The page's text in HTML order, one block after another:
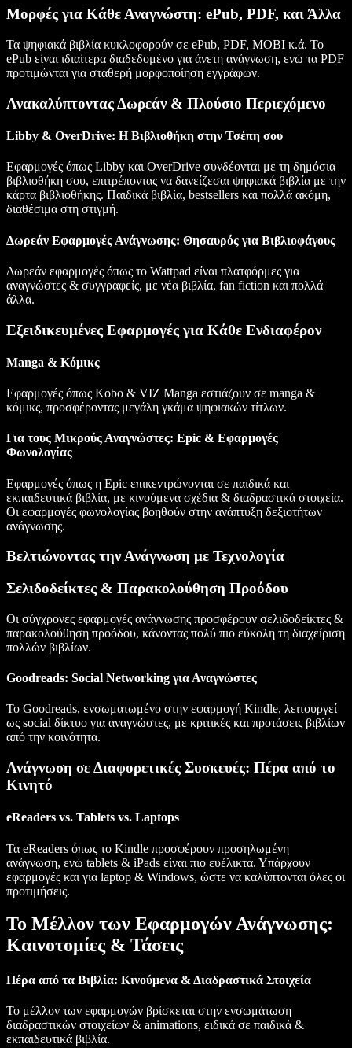
Μορφές για Κάθε Αναγνώστη: ePub, PDF, και Άλλα
Τα ψηφιακά βιβλία κυκλοφορούν σε ePub, PDF, MOBI κ.ά. Το
ePub είναι ιδιαίτερα διαδεδομένο για άνετη ανάγνωση, ενώ τα PDF
προτιμώνται για σταθερή μορφοποίηση εγγράφων.
Ανακαλύπτοντας Δωρεάν & Πλούσιο Περιεχόμενο
Libby & OverDrive: Η Βιβλιοθήκη στην Τσέπη σου
Εφαρμογές όπως Libby και OverDrive συνδέονται με τη δημόσια
βιβλιοθήκη σου, επιτρέποντας να δανείζεσαι ψηφιακά βιβλία με την
κάρτα βιβλιοθήκης. Παιδικά βιβλία, bestsellers και πολλά ακόμη,
διαθέσιμα στη στιγμή.
Δωρεάν Εφαρμογές Ανάγνωσης: Θησαυρός για Βιβλιοφάγους
Δωρεάν εφαρμογές όπως το Wattpad είναι πλατφόρμες για
αναγνώστες & συγγραφείς, με νέα βιβλία, fan fiction και πολλά
άλλα.
Εξειδικευμένες Εφαρμογές για Κάθε Ενδιαφέρον
Manga & Κόμικς
Εφαρμογές όπως Kobo & VIZ Manga εστιάζουν σε manga &
κόμικς, προσφέροντας μεγάλη γκάμα ψηφιακών τίτλων.
Για τους Μικρούς Αναγνώστες: Epic & Εφαρμογές
Φωνολογίας
Εφαρμογές όπως η Epic επικεντρώνονται σε παιδικά και
εκπαιδευτικά βιβλία, με κινούμενα σχέδια & διαδραστικά στοιχεία.
Οι εφαρμογές φωνολογίας βοηθούν στην ανάπτυξη δεξιοτήτων
ανάγνωσης.
Βελτιώνοντας την Ανάγνωση με Τεχνολογία
Σελιδοδείκτες & Παρακολούθηση Προόδου
Οι σύγχρονες εφαρμογές ανάγνωσης προσφέρουν σελιδοδείκτες &
παρακολούθηση προόδου, κάνοντας πολύ πιο εύκολη τη διαχείριση
πολλών βιβλίων.
Goodreads: Social Networking για Αναγνώστες
Το Goodreads, ενσωματωμένο στην εφαρμογή Kindle, λειτουργεί
ως social δίκτυο για αναγνώστες, με κριτικές και προτάσεις βιβλίων
από την κοινότητα.
Ανάγνωση σε Διαφορετικές Συσκευές: Πέρα από το
Κινητό
eReaders vs. Tablets vs. Laptops
Τα eReaders όπως το Kindle προσφέρουν προσηλωμένη
ανάγνωση, ενώ tablets & iPads είναι πιο ευέλικτα. Υπάρχουν
εφαρμογές και για laptop & Windows, ώστε να καλύπτονται όλες οι
προτιμήσεις.
Το Μέλλον των Εφαρμογών Ανάγνωσης:
Καινοτομίες & Τάσεις
Πέρα από τα Βιβλία: Κινούμενα & Διαδραστικά Στοιχεία
Το μέλλον των εφαρμογών βρίσκεται στην ενσωμάτωση
διαδραστικών στοιχείων & animations, ειδικά σε παιδικά &
εκπαιδευτικά βιβλία.